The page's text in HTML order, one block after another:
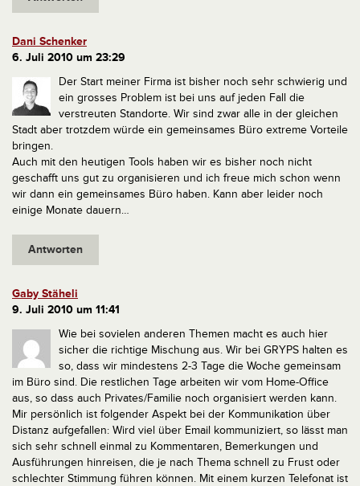
Dani Schenker
6. Juli 2010 um 23:29
Der Start meiner Firma ist bisher noch sehr schwierig und
ein grosses Problem ist bei uns auf jeden Fall die
verstreuten Standorte. Wir sind zwar alle in der gleichen
Stadt aber trotzdem würde ein gemeinsames Büro extreme Vorteile
bringen.
Auch mit den heutigen Tools haben wir es bisher noch nicht
geschafft uns gut zu organisieren und ich freue mich schon wenn
wir dann ein gemeinsames Büro haben. Kann aber leider noch
einige Monate dauern…
Antworten
Gaby Stäheli
9. Juli 2010 um 11:41
Wie bei sovielen anderen Themen macht es auch hier
sicher die richtige Mischung aus. Wir bei GRYPS halten es
so, dass wir mindestens 2-3 Tage die Woche gemeinsam
im Büro sind. Die restlichen Tage arbeiten wir vom Home-Office
aus, so dass auch Privates/Familie noch organisiert werden kann.
Mir persönlich ist folgender Aspekt bei der Kommunikation über
Distanz aufgefallen: Wird viel über Email kommuniziert, so lässt man
sich sehr schnell einmal zu Kommentaren, Bemerkungen und
Ausführungen hinreisen, die je nach Thema schnell zu Frust oder
schlechter Stimmung führen können. Mit einem kurzen Telefonat ist